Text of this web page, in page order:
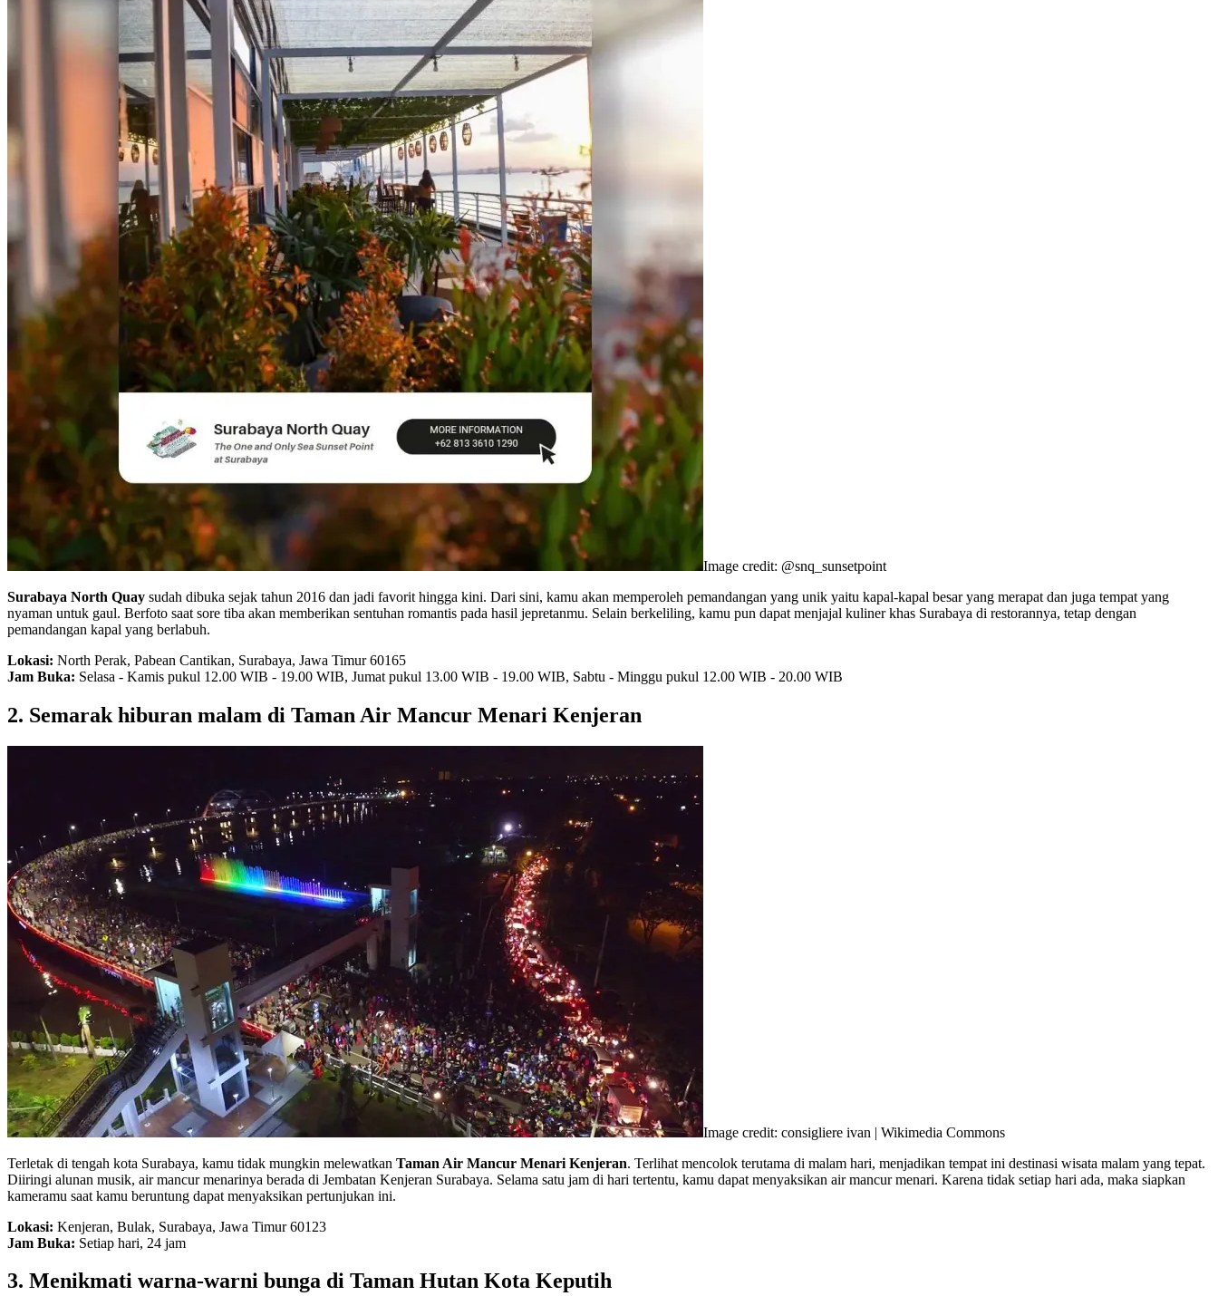
Image credit: @snq_sunsetpoint
Surabaya North Quay sudah dibuka sejak tahun 2016 dan jadi favorit hingga kini. Dari sini, kamu akan memperoleh pemandangan yang unik yaitu kapal-kapal besar yang merapat dan juga tempat yang
nyaman untuk gaul. Berfoto saat sore tiba akan memberikan sentuhan romantis pada hasil jepretanmu. Selain berkeliling, kamu pun dapat menjajal kuliner khas Surabaya di restorannya, tetap dengan
pemandangan kapal yang berlabuh.
Lokasi: North Perak, Pabean Cantikan, Surabaya, Jawa Timur 60165
Jam Buka: Selasa - Kamis pukul 12.00 WIB - 19.00 WIB, Jumat pukul 13.00 WIB - 19.00 WIB, Sabtu - Minggu pukul 12.00 WIB - 20.00 WIB
2. Semarak hiburan malam di Taman Air Mancur Menari Kenjeran
Image credit: consigliere ivan | Wikimedia Commons
Terletak di tengah kota Surabaya, kamu tidak mungkin melewatkan Taman Air Mancur Menari Kenjeran. Terlihat mencolok terutama di malam hari, menjadikan tempat ini destinasi wisata malam yang tepat.
Diiringi alunan musik, air mancur menarinya berada di Jembatan Kenjeran Surabaya. Selama satu jam di hari tertentu, kamu dapat menyaksikan air mancur menari. Karena tidak setiap hari ada, maka siapkan
kameramu saat kamu beruntung dapat menyaksikan pertunjukan ini.
Lokasi: Kenjeran, Bulak, Surabaya, Jawa Timur 60123
Jam Buka: Setiap hari, 24 jam
3. Menikmati warna-warni bunga di Taman Hutan Kota Keputih